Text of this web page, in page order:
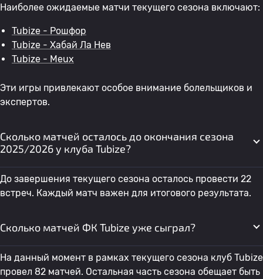
Наиболее ожидаемые матчи текущего сезона включают:
Tubize - Рошфор
Tubize - Хабай Ла Нев
Tubize - Meux
Эти игры привлекают особое внимание болельщиков и
экспертов.
Сколько матчей осталось до окончания сезона
2025/2026 у клуба Tubize?
До завершения текущего сезона осталось провести 22
встреч. Каждый матч важен для итогового результата.
Сколько матчей ФК Tubize уже сыграл?
На данный момент в рамках текущего сезона клуб Tubize
провел 82 матчей. Остальная часть сезона обещает быть